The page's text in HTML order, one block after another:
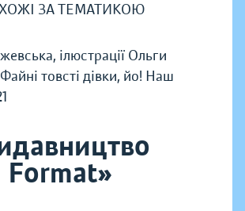
ЗА ТЕМАТИКОЮ
ілюстрації Ольги
товсті дівки, йо! Наш
Format»